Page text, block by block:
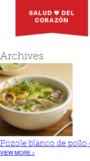
SALUD DEL
CORAZÓN
Archives
Pozole blanco de
VIEW MORE >